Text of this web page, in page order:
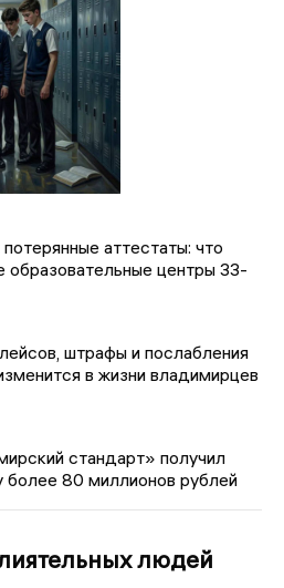
аттестаты: что
образовательные центры 33-
штрафы и послабления
в жизни владимирцев
стандарт» получил
более 80 миллионов рублей
людей